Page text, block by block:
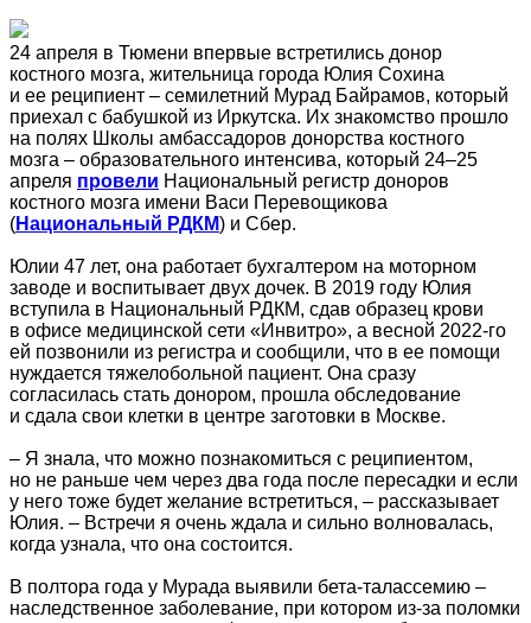
24 апреля в Тюмени впервые встретились донор
костного мозга, жительница города Юлия Сохина
и ее реципиент – семилетний Мурад Байрамов, который
приехал с бабушкой из Иркутска. Их знакомство прошло
на полях Школы амбассадоров донорства костного
мозга – образовательного интенсива, который 24–25
апреля провели Национальный регистр доноров
костного мозга имени Васи Перевощикова
(Национальный РДКМ) и Сбер.
Юлии 47 лет, она работает бухгалтером на моторном
заводе и воспитывает двух дочек. В 2019 году Юлия
вступила в Национальный РДКМ, сдав образец крови
в офисе медицинской сети «Инвитро», а весной 2022-го
ей позвонили из регистра и сообщили, что в ее помощи
нуждается тяжелобольной пациент. Она сразу
согласилась стать донором, прошла обследование
и сдала свои клетки в центре заготовки в Москве.
– Я знала, что можно познакомиться с реципиентом,
но не раньше чем через два года после пересадки и если
у него тоже будет желание встретиться, – рассказывает
Юлия. – Встречи я очень ждала и сильно волновалась,
когда узнала, что она состоится.
В полтора года у Мурада выявили бета-талассемию –
наследственное заболевание, при котором из-за поломки